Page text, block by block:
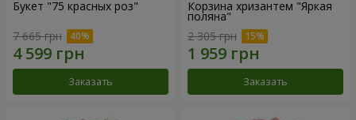
Букет "75 красных роз"
7 665 грн
Заказать
Корзина хризантем "Яркая
поляна"
2 305 грн
Заказать